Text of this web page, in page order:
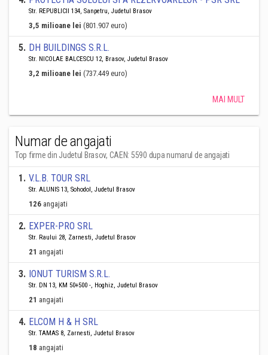
Str. REPUBLICII 134, Sanpetru, Judetul Brasov
3,5 milioane lei (801.907 euro)
5. DH BUILDINGS S.R.L.
Str. NICOLAE BALCESCU 12, Brasov, Judetul Brasov
3,2 milioane lei (737.449 euro)
MAI MULT
Numar de angajati
Top firme din Judetul Brasov, CAEN: 5590 dupa numarul de angajati
1. V.L.B. TOUR SRL
Str. ALUNIS 13, Sohodol, Judetul Brasov
126 angajati
2. EXPER-PRO SRL
Str. Raului 28, Zarnesti, Judetul Brasov
21 angajati
3. IONUT TURISM S.R.L.
Str. DN 13, KM 50+500 -, Hoghiz, Judetul Brasov
21 angajati
4. ELCOM H & H SRL
Str. TAMAS 8, Zarnesti, Judetul Brasov
18 angajati